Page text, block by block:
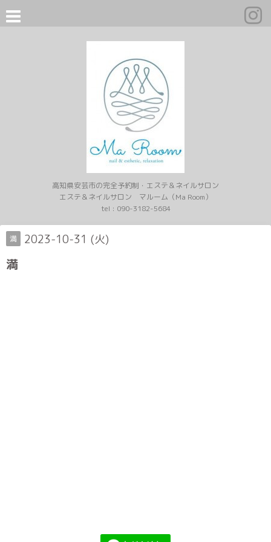
高知県安芸市の完全予約制・エステ＆ネイルサロン
エステ＆ネイルサロン マルーム（Ma Room）
tel : 090-3182-5684
満 2023-10-31 (火)
満